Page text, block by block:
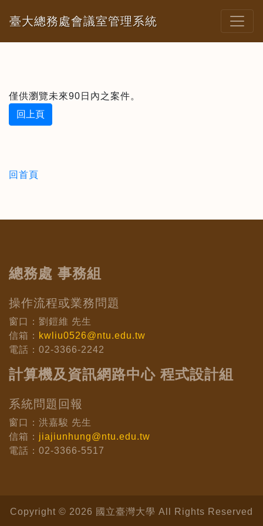
臺大總務處會議室管理系統
僅供瀏覽未來90日內之案件。
回上頁
回首頁
總務處 事務組
操作流程或業務問題
窗口：劉鎧維 先生
信箱： kwliu0526@ntu.edu.tw
電話：02-3366-2242
計算機及資訊網路中心 程式設計組
系統問題回報
窗口：洪嘉駿 先生
信箱： jiajiunhung@ntu.edu.tw
電話：02-3366-5517
Copyright © 2026 國立臺灣大學 All Rights Reserved